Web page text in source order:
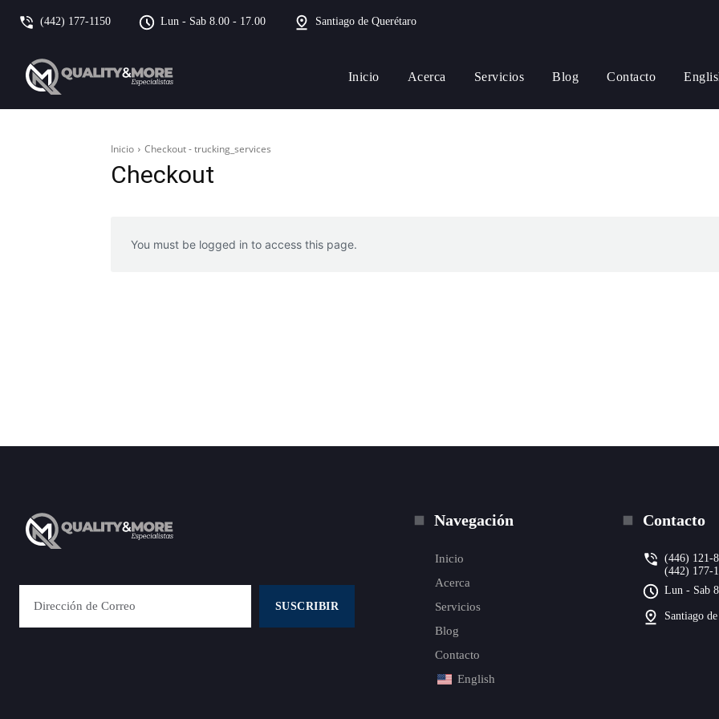
(442) 177-1150 Lun - Sab 8.00 - 17.00 Santiago de Querétaro
Inicio Acerca Servicios Blog Contacto
Inicio Checkout - trucking_services
Checkout
You must be logged in to access this page.
SUSCRIBIR
Navegación
Inicio
Acerca
Servicios
Blog
Contacto
English
Contacto
(446) 121-
(442) 177-
Lun - Sab
Santiago